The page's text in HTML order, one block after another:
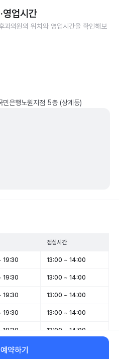
영업시간
과의원의 위치와 영업시간을 확인해보
은행노원지점 5층 (상계동)
점심시간
19:30 13:00 ~ 14:00
19:30 13:00 ~ 14:00
19:30 13:00 ~ 14:00
19:30 13:00 ~ 14:00
19:30 13:00 ~ 14:00
14:00
약하기